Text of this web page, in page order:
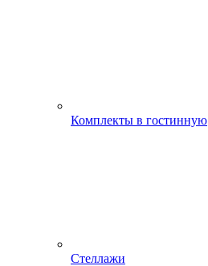
Комплекты в гостинную
Стеллажи